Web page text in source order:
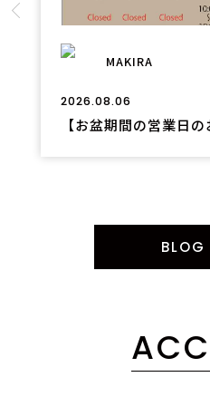
MAKIRA
2026.08.06
【お盆期間の営業日の
BLOG